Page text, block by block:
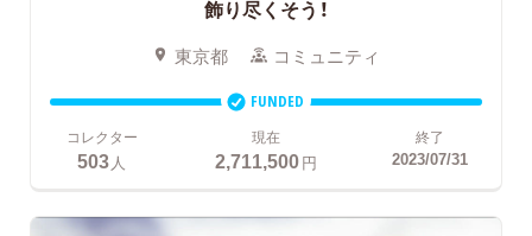
飾り尽くそう！
東京都 コミュニティ
FUNDED
コレクター
503 人
現在
2,711,500円
終了
2023/07/31